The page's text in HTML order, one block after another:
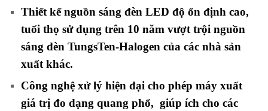
Thiết kế nguồn sáng đèn LED độ ổn định cao,
tuổi thọ sử dụng trên 10 năm vượt trội nguồn
sáng đèn TungsTen-Halogen của các nhà sản
xuất khác.
Công nghệ xử lý hiện đại cho phép máy xuất
giá trị đo dạng quang phổ, giúp ích cho các